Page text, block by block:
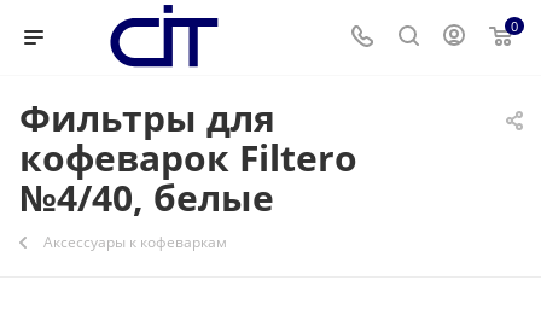
0
Фильтры для
кофеварок Filtero
№4/40, белые
Аксессуары к кофеваркам